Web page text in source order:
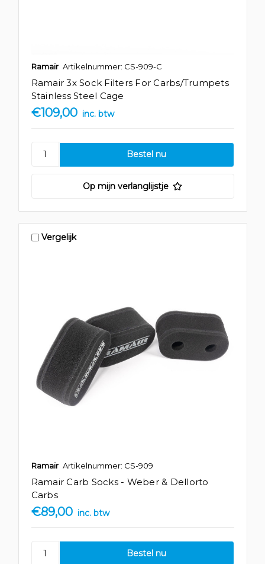
Ramair Artikelnummer: CS-909-C
Ramair 3x Sock Filters For Carbs/Trumpets
Stainless Steel Cage
€109,00 inc. btw
Op mijn verlanglijstje
Vergelijk
Ramair Artikelnummer: CS-909
Ramair Carb Socks - Weber & Dellorto
Carbs
€89,00 inc. btw